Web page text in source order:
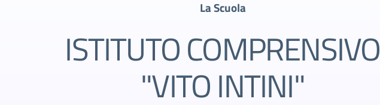
La Scuola
ISTITUTO COMPRENSIVO
"VITO INTINI"